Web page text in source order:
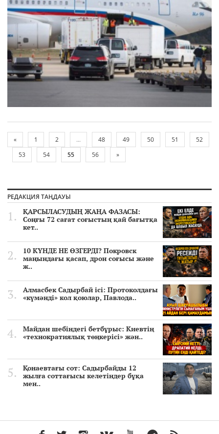
« 1 2 ... 48 49 50 51
52
53
54 55 56 »
РЕДАКЦИЯ ТАҢДАУЫ
ҚАРСЫЛАСУДЫҢ ЖАҢА ФАЗАСЫ:
Соңғы 72 сағат соғыстың қай бағытқа
кет..
10 КҮНДЕ НЕ ӨЗГЕРДІ? Покровск
маңындағы қасап, дрон соғысы және
ж..
Алмасбек Садырбай ісі: Протоколдағы
«күмәнді» кол қоюлар, Павлода..
Майдан шебіндегі бетбұрыс: Киевтің
«технократиялық төңкерісі» жән..
Қонаевтағы сот: Садырбайды 12
жылға соттағысы келетіндер бұқа
мен..